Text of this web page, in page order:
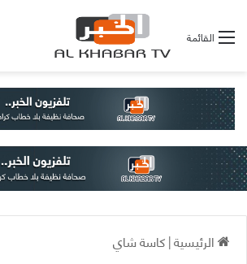
القائمة
الرئيسية|كاسة شاي